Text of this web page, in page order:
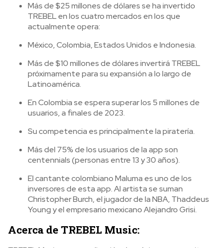
Más de $25 millones de dólares se ha invertido
TREBEL en los cuatro mercados en los que
actualmente opera:
México, Colombia, Estados Unidos e Indonesia.
Más de $10 millones de dólares invertirá TREBEL
próximamente para su expansión a lo largo de
Latinoamérica.
En Colombia se espera superar los 5 millones de
usuarios, a finales de 2023.
Su competencia es principalmente la piratería.
Más del 75% de los usuarios de la app son
centennials (personas entre 13 y 30 años).
El cantante colombiano Maluma es uno de los
inversores de esta app. Al artista se suman
Christopher Burch, el jugador de la NBA, Thaddeus
Young y el empresario mexicano Alejandro Grisi.
Acerca de TREBEL Music: